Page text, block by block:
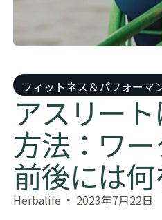
フィットネス＆パフォーマ
アスリー
方法：ワ
前後には
Herbalife 2023年7月22日